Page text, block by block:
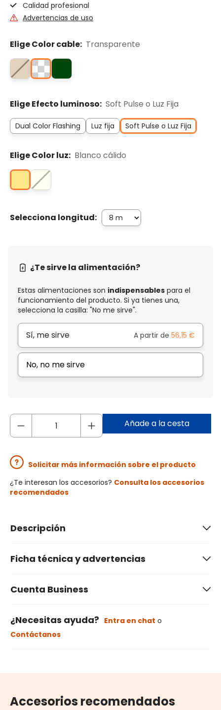
Calidad profesional
Advertencias de uso
Elige Color cable: Transparente
Elige Efecto luminoso: Soft Pulse o Luz Fija
Dual Color Flashing Luz fija Soft Pulse o Luz Fija
Elige Color luz: Blanco cálido
Selecciona longitud:
¿Te sirve la alimentación?
Estas alimentaciones son indispensables para el
funcionamiento del producto. Si ya tienes una,
selecciona la casilla: "No me sirve".
Sí, me sirve A partir de 56,15 €
No, no me sirve
Añade a la cesta
Solicitar más información sobre el producto
¿Te interesan los accesorios? Consulta los accesorios
recomendados
Descripción
Ficha técnica y advertencias
Cuenta Business
¿Necesitas ayuda? Entra en chat o
Contáctanos
Accesorios recomendados